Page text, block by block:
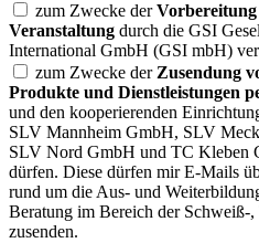
zum Zwecke der
Veranstaltung durch die GSI
International GmbH (GSI mbH)
zum Zwecke der Zusendung
Produkte und Dienstleistungen
und den kooperierenden
SLV Mannheim GmbH, SLV
SLV Nord GmbH und TC Kleben
dürfen. Diese dürfen mir E-Mails
rund um die Aus- und
Beratung im Bereich der Schweiß-
zusenden.